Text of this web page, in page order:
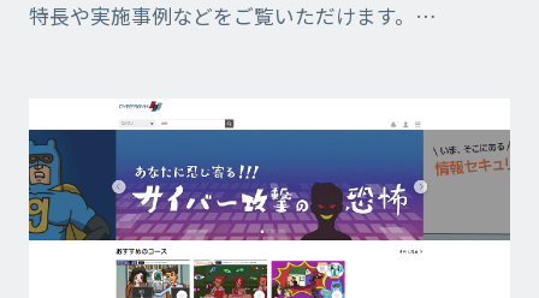
特長や実施事例などをご覧いただけます。
セキュリテ...